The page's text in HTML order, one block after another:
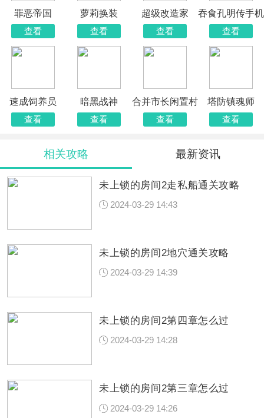
罪恶帝国
查看
萝莉换装
查看
超级改造家
查看
吞食孔明传手机
版
查看
速成饲养员
查看
暗黑战神
查看
合并市长闲置村
查看
塔防镇魂师
查看
相关攻略 最新资讯
未上锁的房间2走私船通关攻略
2024-03-29 14:43
未上锁的房间2地穴通关攻略
2024-03-29 14:39
未上锁的房间2第四章怎么过
2024-03-29 14:28
未上锁的房间2第三章怎么过
2024-03-29 14:26